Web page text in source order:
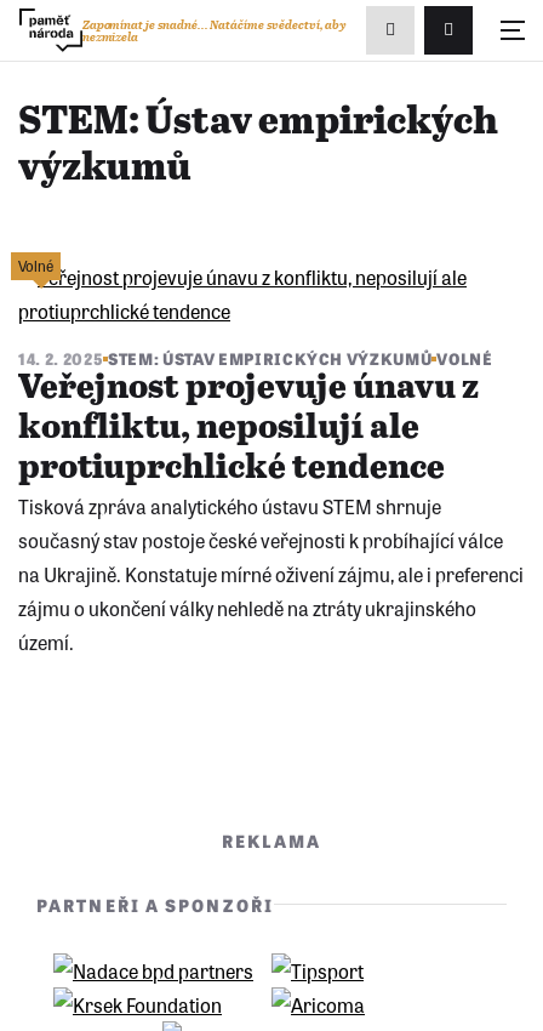
Přihlášení/
Zapomínat je snadné...Natáčíme svědectví, aby
nezmizela
Zobrazit
vyhledávání
STEM: Ústav empirických
výzkumů
Volné
14. 2. 2025 STEM: ÚSTAV EMPIRICKÝCH VÝZKUMŮ VOLNÉ
Veřejnost projevuje únavu z
konfliktu, neposilují ale
protiuprchlické tendence
Tisková zpráva analytického ústavu STEM shrnuje
současný stav postoje české veřejnosti k probíhající válce
na Ukrajině. Konstatuje mírné oživení zájmu, ale i preferenci
zájmu o ukončení války nehledě na ztráty ukrajinského
území.
REKLAMA
PARTNEŘI A SPONZOŘI